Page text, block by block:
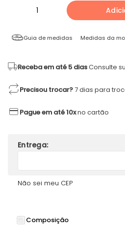
1
Guia de medidas Medidas da
Receba em até 5 diasConsulte
Precisou trocar?7 dias para
Pague em até 10xno cartão
Não sei meu CEP
Composição